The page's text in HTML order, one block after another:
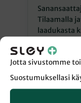
Jotta sivustomme
Suostumuksellasi
Tilaamalla
laadukasta
Jatka